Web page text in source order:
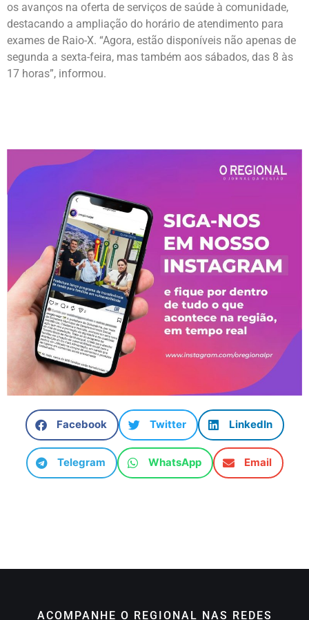
os avanços na oferta de serviços de saúde à comunidade,
destacando a ampliação do horário de atendimento para
exames de Raio-X. “Agora, estão disponíveis não apenas de
segunda a sexta-feira, mas também aos sábados, das 8 às
17 horas”, informou.
Facebook Twitter LinkedIn
Telegram WhatsApp Email
ACOMPANHE O REGIONAL NAS REDES